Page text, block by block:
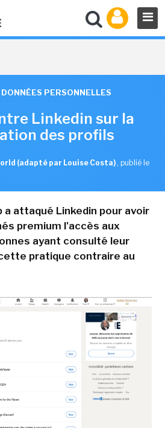
DONNÉES PERSONNELLES
Linkedin sur la
des profils
(adapté par Louise Costa) , publié le
a attaqué Linkedin pour avoir
premium l'accès aux
ayant consulté leur
pratique contraire au